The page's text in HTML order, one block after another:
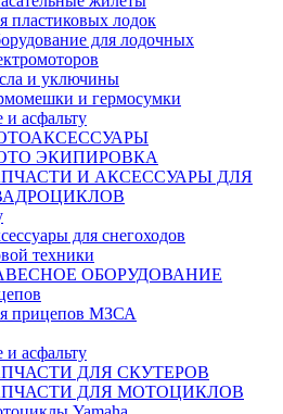
пластиковых лодок
для лодочных
и уключины
и гермосумки
и асфальту
ЭКИПИРОВКА
И АКСЕССУАРЫ ДЛЯ
для снегоходов
техники
ОБОРУДОВАНИЕ
прицепов МЗСА
и асфальту
ДЛЯ СКУТЕРОВ
ДЛЯ МОТОЦИКЛОВ